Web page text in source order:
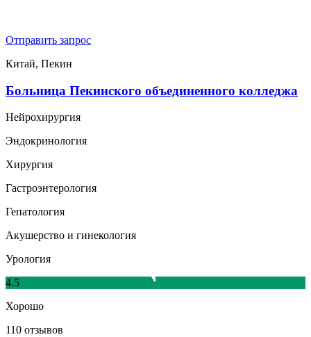
Отправить запрос
Китай, Пекин
Больница Пекинского объединенного колледжа
Нейрохирургия
Эндокринология
Хирургия
Гастроэнтерология
Гепатология
Акушерство и гинекология
Урология
4.5
Хорошо
110 отзывов